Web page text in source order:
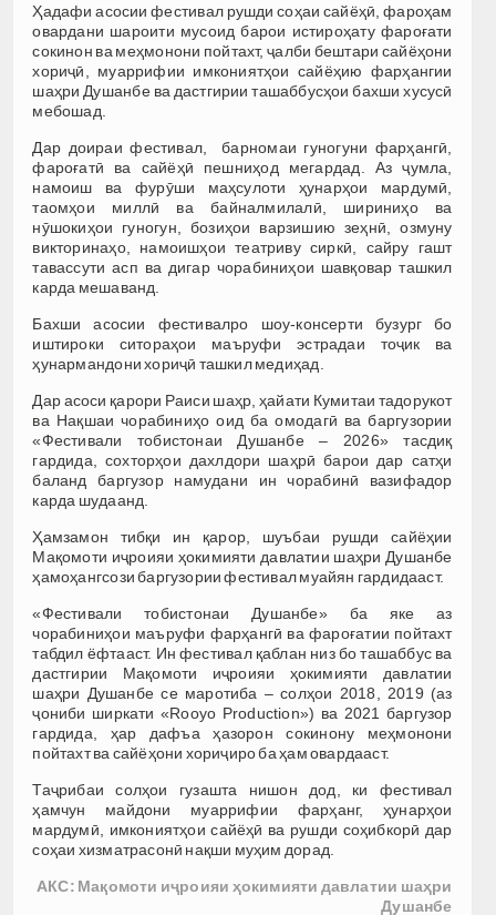
Ҳадафи асосии фестивал рушди соҳаи сайёҳӣ, фароҳам
овардани шароити мусоид барои истироҳату фароғати
сокинон ва меҳмонони пойтахт, ҷалби бештари сайёҳони
хориҷӣ, муаррифии имкониятҳои сайёҳию фарҳангии
шаҳри Душанбе ва дастгирии ташаббусҳои бахши хусусӣ
мебошад.
Дар доираи фестивал, барномаи гуногуни фарҳангӣ,
фароғатӣ ва сайёҳӣ пешниҳод мегардад. Аз ҷумла,
намоиш ва фурӯши маҳсулоти ҳунарҳои мардумӣ,
таомҳои миллӣ ва байналмилалӣ, шириниҳо ва
нӯшокиҳои гуногун, бозиҳои варзишию зеҳнӣ, озмуну
викторинаҳо, намоишҳои театриву сиркӣ, сайру гашт
тавассути асп ва дигар чорабиниҳои шавқовар ташкил
карда мешаванд.
Бахши асосии фестивалро шоу-консерти бузург бо
иштироки ситораҳои маъруфи эстрадаи тоҷик ва
ҳунармандони хориҷӣ ташкил медиҳад.
Дар асоси қарори Раиси шаҳр, ҳайати Кумитаи тадорукот
ва Нақшаи чорабиниҳо оид ба омодагӣ ва баргузории
«Фестивали тобистонаи Душанбе – 2026» тасдиқ
гардида, сохторҳои дахлдори шаҳрӣ барои дар сатҳи
баланд баргузор намудани ин чорабинӣ вазифадор
карда шудаанд.
Ҳамзамон тибқи ин қарор, шуъбаи рушди сайёҳии
Мақомоти иҷроияи ҳокимияти давлатии шаҳри Душанбе
ҳамоҳангсози баргузории фестивал муайян гардидааст.
«Фестивали тобистонаи Душанбе» ба яке аз
чорабиниҳои маъруфи фарҳангӣ ва фароғатии пойтахт
табдил ёфтааст. Ин фестивал қаблан низ бо ташаббус ва
дастгирии Мақомоти иҷроияи ҳокимияти давлатии
шаҳри Душанбе се маротиба – солҳои 2018, 2019 (аз
ҷониби ширкати «Rooyo Production») ва 2021 баргузор
гардида, ҳар дафъа ҳазорон сокинону меҳмонони
пойтахт ва сайёҳони хориҷиро ба ҳам овардааст.
Таҷрибаи солҳои гузашта нишон дод, ки фестивал
ҳамчун майдони муаррифии фарҳанг, ҳунарҳои
мардумӣ, имкониятҳои сайёҳӣ ва рушди соҳибкорӣ дар
соҳаи хизматрасонӣ нақши муҳим дорад.
АКС: Мақомоти иҷроияи ҳокимияти давлатии шаҳри
Душанбе